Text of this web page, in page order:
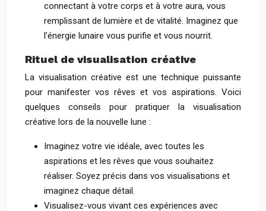
connectant à votre corps et à votre aura, vous
remplissant de lumière et de vitalité. Imaginez que
l’énergie lunaire vous purifie et vous nourrit.
Rituel de visualisation créative
La visualisation créative est une technique puissante
pour manifester vos rêves et vos aspirations. Voici
quelques conseils pour pratiquer la visualisation
créative lors de la nouvelle lune :
Imaginez votre vie idéale, avec toutes les
aspirations et les rêves que vous souhaitez
réaliser. Soyez précis dans vos visualisations et
imaginez chaque détail.
Visualisez-vous vivant ces expériences avec